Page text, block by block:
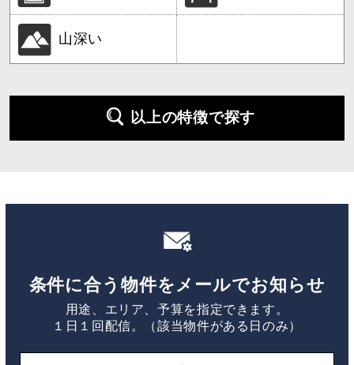
山深い
以上の特徴で探す
条件に合う物件をメールでお知らせ
用途、エリア、予算を指定できます。
１日１回配信。（該当物件がある日のみ）